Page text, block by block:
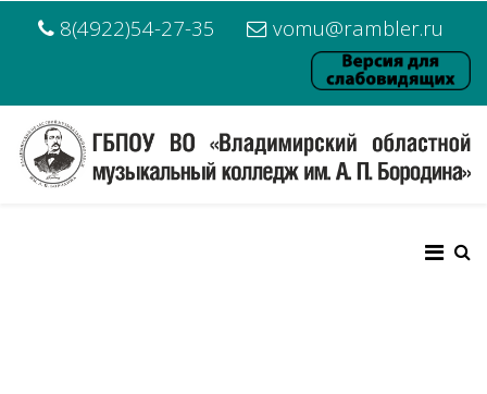
8(4922)54-27-35 vomu@rambler.ru